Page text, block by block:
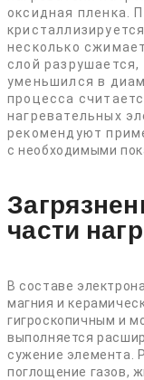
оксидная пленка.
несколько
слой
уменьшился в
процесса
нагревательных
рекомендуют
с необходимыми
части
В составе
магния и
гигроскопичным и
выполняется
сужение элемента.
поглощение газов,